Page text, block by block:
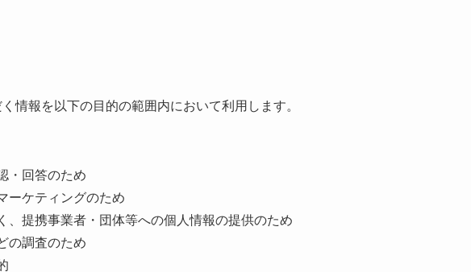
情報を以下の目的の範囲内において利用します。
・回答のため
ーケティングのため
、提携事業者・団体等への個人情報の提供のため
の調査のため